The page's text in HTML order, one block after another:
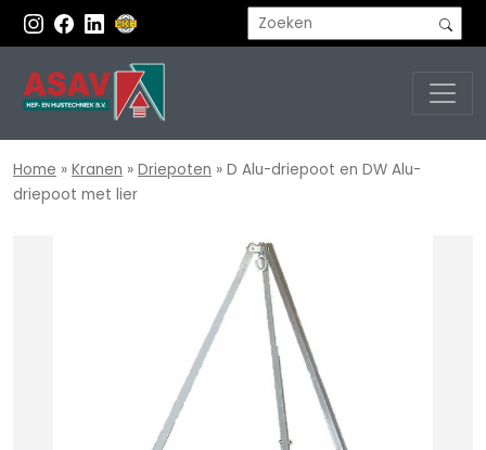
Home » Kranen » Driepoten » D Alu-driepoot en DW Alu-
driepoot met lier